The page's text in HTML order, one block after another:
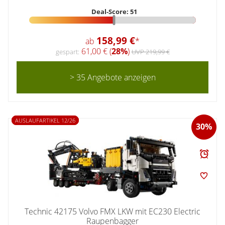
Deal-Score: 51
ab 158,99 €*
gespart: 61,00 € (28%)UVP 219,99 €
> 35 Angebote anzeigen
30%
AUSLAUFARTIKEL 12/26
Technic 42175 Volvo FMX LKW mit EC230 Electric
Raupenbagger